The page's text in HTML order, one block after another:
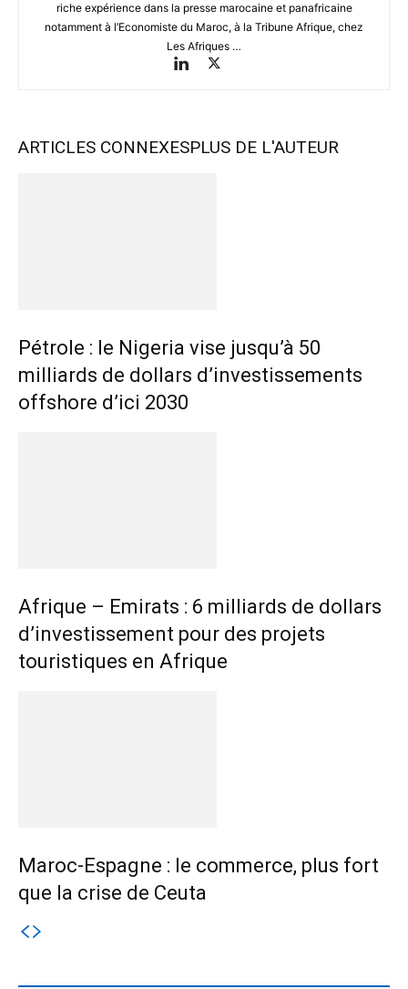
riche expérience dans la presse marocaine et panafricaine
notamment à l’Economiste du Maroc, à la Tribune Afrique, chez
Les Afriques …
ARTICLES CONNEXESPLUS DE L'AUTEUR
Pétrole : le Nigeria vise jusqu’à 50
milliards de dollars d’investissements
offshore d’ici 2030
Afrique – Emirats : 6 milliards de dollars
d’investissement pour des projets
touristiques en Afrique
Maroc-Espagne : le commerce, plus fort
que la crise de Ceuta